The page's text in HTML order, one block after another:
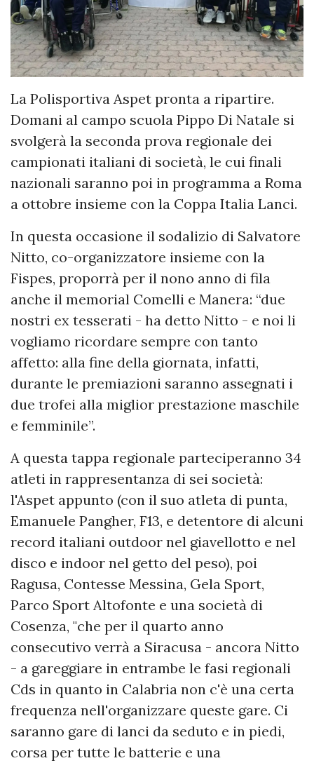
La Polisportiva Aspet pronta a ripartire.
Domani al campo scuola Pippo Di Natale si
svolgerà la seconda prova regionale dei
campionati italiani di società, le cui finali
nazionali saranno poi in programma a Roma
a ottobre insieme con la Coppa Italia Lanci.
In questa occasione il sodalizio di Salvatore
Nitto, co-organizzatore insieme con la
Fispes, proporrà per il nono anno di fila
anche il memorial Comelli e Manera: “due
nostri ex tesserati - ha detto Nitto - e noi li
vogliamo ricordare sempre con tanto
affetto: alla fine della giornata, infatti,
durante le premiazioni saranno assegnati i
due trofei alla miglior prestazione maschile
e femminile”.
A questa tappa regionale parteciperanno 34
atleti in rappresentanza di sei società:
l'Aspet appunto (con il suo atleta di punta,
Emanuele Pangher, F13, e detentore di alcuni
record italiani outdoor nel giavellotto e nel
disco e indoor nel getto del peso), poi
Ragusa, Contesse Messina, Gela Sport,
Parco Sport Altofonte e una società di
Cosenza, "che per il quarto anno
consecutivo verrà a Siracusa - ancora Nitto
- a gareggiare in entrambe le fasi regionali
Cds in quanto in Calabria non c'è una certa
frequenza nell'organizzare queste gare. Ci
saranno gare di lanci da seduto e in piedi,
corsa per tutte le batterie e una